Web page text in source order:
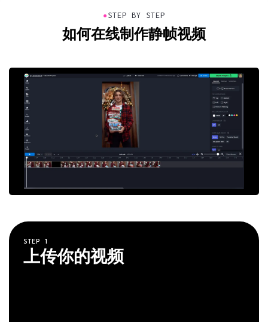
●STEP BY STEP
如何在线制作静帧视频
STEP 1
上传你的视频